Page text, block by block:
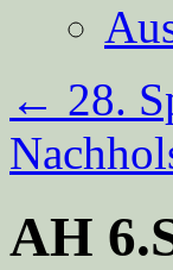
← 28.
AH